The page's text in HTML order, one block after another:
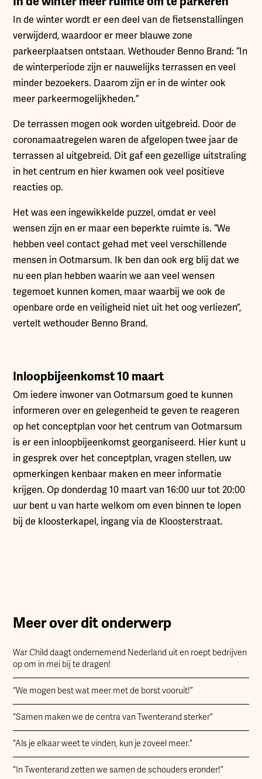
In de winter wordt er een deel van de fietsenstallingen
verwijderd, waardoor er meer blauwe zone
parkeerplaatsen ontstaan. Wethouder Benno Brand: “In
de winterperiode zijn er nauwelijks terrassen en veel
minder bezoekers. Daarom zijn er in de winter ook
meer parkeermogelijkheden.”
De terrassen mogen ook worden uitgebreid. Door de
coronamaatregelen waren de afgelopen twee jaar de
terrassen al uitgebreid. Dit gaf een gezellige uitstraling
in het centrum en hier kwamen ook veel positieve
reacties op.
Het was een ingewikkelde puzzel, omdat er veel
wensen zijn en er maar een beperkte ruimte is. “We
hebben veel contact gehad met veel verschillende
mensen in Ootmarsum. Ik ben dan ook erg blij dat we
nu een plan hebben waarin we aan veel wensen
tegemoet kunnen komen, maar waarbij we ook de
openbare orde en veiligheid niet uit het oog verliezen”,
vertelt wethouder Benno Brand.
Inloopbijeenkomst 10 maart
Om iedere inwoner van Ootmarsum goed te kunnen
informeren over en gelegenheid te geven te reageren
op het conceptplan voor het centrum van Ootmarsum
is er een inloopbijeenkomst georganiseerd. Hier kunt u
in gesprek over het conceptplan, vragen stellen, uw
opmerkingen kenbaar maken en meer informatie
krijgen. Op donderdag 10 maart van 16:00 uur tot 20:00
uur bent u van harte welkom om even binnen te lopen
bij de kloosterkapel, ingang via de Kloosterstraat.
Meer over dit onderwerp
War Child daagt ondernemend Nederland uit en roept bedrijven
op om in mei bij te dragen!
“We mogen best wat meer met de borst vooruit!”
“Samen maken we de centra van Twenterand sterker”
“Als je elkaar weet te vinden, kun je zoveel meer.”
“In Twenterand zetten we samen de schouders eronder!”